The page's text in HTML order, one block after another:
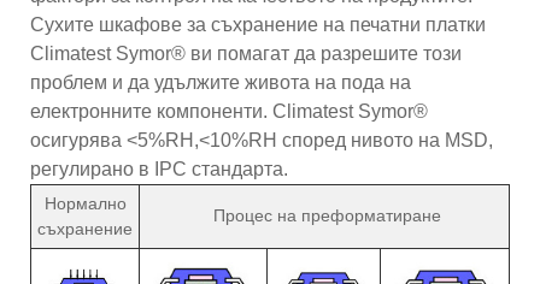
Сухите шкафове за съхранение на печатни платки
Climatest Symor® ви помагат да разрешите този
проблем и да удължите живота на пода на
електронните компоненти. Climatest Symor®
осигурява <5%RH,<10%RH според нивото на MSD,
регулирано в IPC стандарта.
Нормално
съхранение
Процес на преформатиране